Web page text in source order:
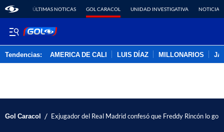
ÚLTIMAS NOTICAS GOL CARACOL UNIDAD INVESTIGATIVA NOTICIAS
Tendencias: AMERICA DE CALI LUIS DÍAZ MILLONARIOS
Gol Caracol / Exjugador del Real Madrid confesó que Freddy Rincón lo